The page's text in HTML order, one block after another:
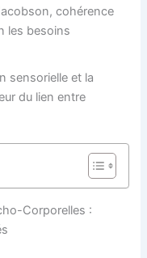
cohérence
les besoins
sensorielle et la
du lien entre
Corporelles :